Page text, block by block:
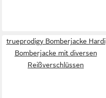
trueprodigy Bomberjacke Hardi
Bomberjacke mit diversen
Reißverschlüssen